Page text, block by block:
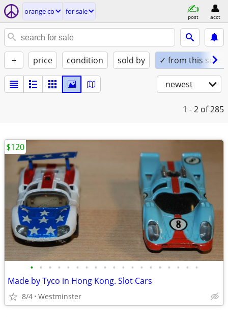
orange co for sale
post acct
+ price condition sold by ✓ from this seller
newest
1 - 2 of 285
• • • • • • • • • • • • • • • • • • •
Made by Tyco in Hong Kong. Slot Cars
8/4 Westminster
$120